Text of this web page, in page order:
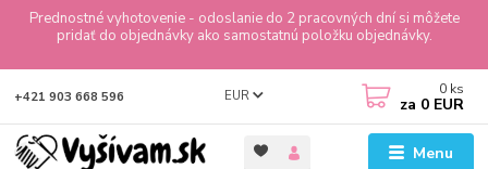
Prednostné vyhotovenie - odoslanie do 2 pracovných dní si môžete
pridať do objednávky ako samostatnú položku objednávky.
Menu
EUR
+421 903 668 596 0 ks
za 0 EUR